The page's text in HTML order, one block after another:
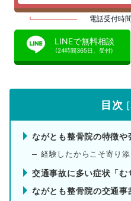
電話受付時
LINEで無料相談
(24時間365日、受付)
目次 [
ながとも整骨院の特徴や
経験したからこそ寄り添
交通事故に多い症状「む
ながとも整骨院の交通事